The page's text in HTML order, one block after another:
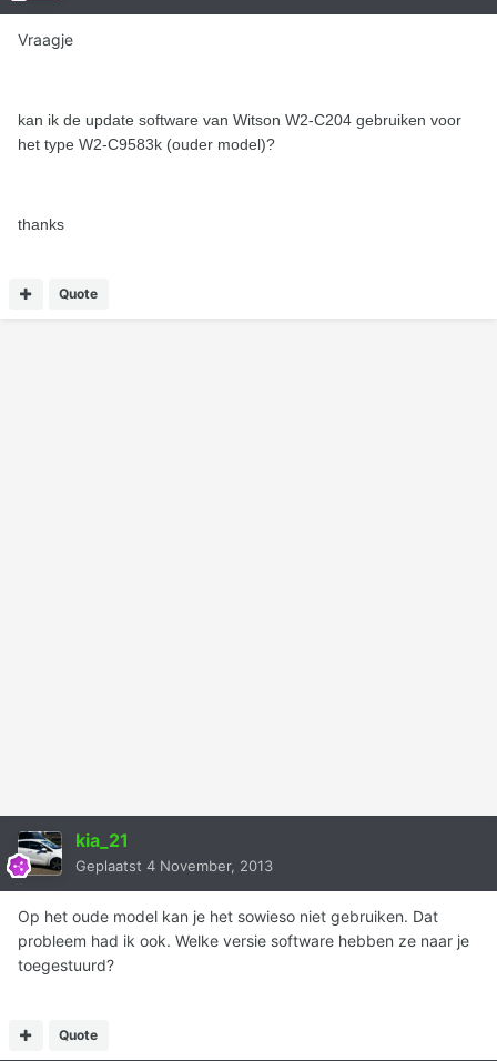
Vraagje
kan ik de update software van Witson W2-C204 gebruiken voor
het type W2-C9583k (ouder model)?
thanks
Quote
kia_21
Geplaatst 4 November, 2013
Op het oude model kan je het sowieso niet gebruiken. Dat
probleem had ik ook. Welke versie software hebben ze naar je
toegestuurd?
Quote